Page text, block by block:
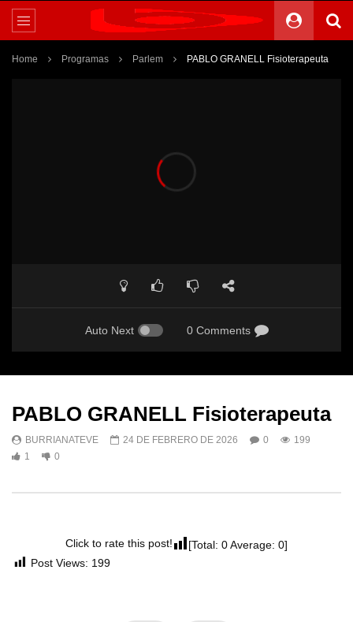
Home Programas Parlem PABLO GRANELL Fisioterapeuta
Auto Next 0 Comments
PABLO GRANELL Fisioterapeuta
BURRIANATEVE 24 DE FEBRERO DE 2026 0
199
1
0
Click to rate this post! [Total: 0Average: 0]
Post Views: 199